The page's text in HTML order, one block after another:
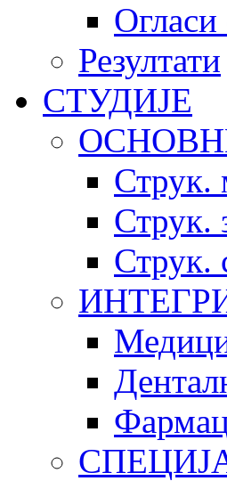
Огласи
Резултати
СТУДИЈЕ
Струк.
Струк.
Струк.